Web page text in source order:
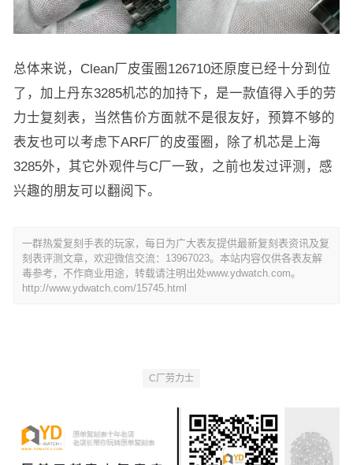
总体来说，Clean厂皮蛋圈126710还原度已经十分到位
了，加上丹东3285机芯的加持下，是一款值得入手的劳
力士复刻表，当然售价方面就不是很友好，预算不够的
表友也可以考虑下ARF厂的皮蛋圈，除了机芯是上海
3285外，其它外观件与C厂一致，之前也发过评测，感
兴趣的朋友可以翻阅下。
一群热爱复刻手表的玩家，每日为广大表友提供最新复刻表资讯及复
刻表评测文章，欢迎微信交流：13967023。本站内容仅供各表友解
毒参考，不作商业用途，转载请注明出处www.ydwatch.com。
http://www.ydwatch.com/15745.html
C厂劳力士